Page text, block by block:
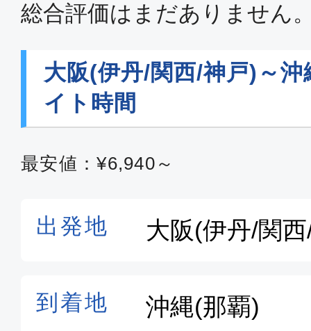
ANA761
大阪(伊丹)
08:15
沖縄(
ANA763
エコノミー
09:15
大阪(伊丹)
総合評価はまだありません
大阪(伊丹/関西/神戸)～
イト時間
最安値：¥6,940～